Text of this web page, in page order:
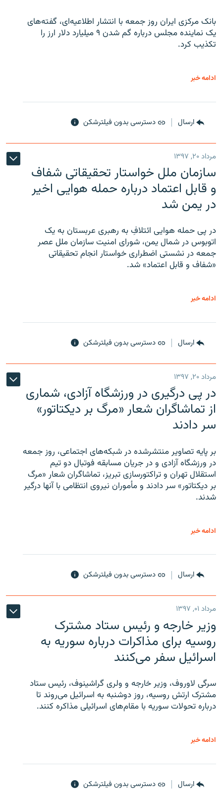
بانک مرکزی ایران روز جمعه با انتشار اطلاعیه‌ای، گفته‌های
یک نماینده مجلس درباره گم شدن ۹ میلیارد دلار ارز را
تکذیب کرد.
ادامه خبر
ارسال دسترسی بدون فیلترشکن
مرداد ۲۰, ۱۳۹۷
سازمان ملل خواستار تحقیقاتی شفاف
و قابل اعتماد درباره حمله هوایی اخیر
در یمن شد
در پی حمله هوایی ائتلافِ به رهبری عربستان به یک
اتوبوس در شمال یمن، شورای امنیت سازمان ملل عصر
جمعه در نشستی اضطراری خواستار انجام تحقیقاتی
«شفاف و قابل اعتماد» شد.
ادامه خبر
ارسال دسترسی بدون فیلترشکن
مرداد ۲۰, ۱۳۹۷
در پی درگیری در ورزشگاه آزادی، شماری
از تماشاگران شعار «مرگ بر دیکتاتور»
سر دادند
بر پایه تصاویر منتشرشده در شبکه‌های اجتماعی، روز جمعه
در ورزشگاه آزادی و در جریان مسابقه فوتبال دو تیم
استقلال تهران و تراکتورسازی تبریز، تماشاگران شعار «مرگ
بر دیکتاتور» سر دادند و مأموران نیروی انتظامی با آنها درگیر
شدند.
ادامه خبر
ارسال دسترسی بدون فیلترشکن
مرداد ۰۱, ۱۳۹۷
وزیر خارجه و رئیس‌ ستاد مشترک
روسیه برای مذاکرات درباره سوریه به
اسرائیل سفر می‌کنند
سرگی لاوروف، وزیر خارجه و ولری گراشینوف، رئیس ستاد
مشترک ارتش روسیه، روز دوشنبه به اسرائیل می‌روند تا
درباره تحولات سوریه با مقام‌های اسرائیلی مذاکره کنند.
ادامه خبر
ارسال دسترسی بدون فیلترشکن